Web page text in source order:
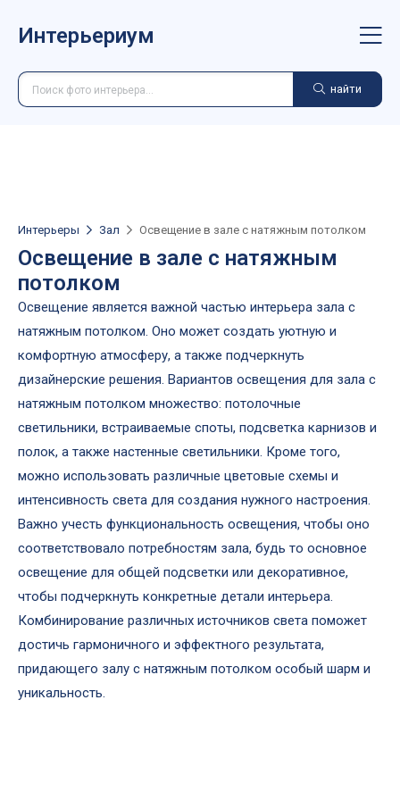
Интерьериум
найти
Интерьеры Зал Освещение в зале с натяжным потолком
Освещение в зале с натяжным
потолком
Освещение является важной частью интерьера зала с
натяжным потолком. Оно может создать уютную и
комфортную атмосферу, а также подчеркнуть
дизайнерские решения. Вариантов освещения для зала с
натяжным потолком множество: потолочные
светильники, встраиваемые споты, подсветка карнизов и
полок, а также настенные светильники. Кроме того,
можно использовать различные цветовые схемы и
интенсивность света для создания нужного настроения.
Важно учесть функциональность освещения, чтобы оно
соответствовало потребностям зала, будь то основное
освещение для общей подсветки или декоративное,
чтобы подчеркнуть конкретные детали интерьера.
Комбинирование различных источников света поможет
достичь гармоничного и эффектного результата,
придающего залу с натяжным потолком особый шарм и
уникальность.